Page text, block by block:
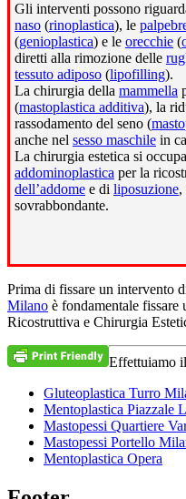
Gli interventi possono
naso (rinoplastica), le
(genioplastica) e le orecchie (
diretti alla rimozione delle
tessuto adiposo (lipofilling).
La chirurgia della mammella
(mastoplastica additiva), la
rassodamento del seno (
anche nel sesso maschile in
La chirurgia estetica si
addominoplastica per la
dell’addome e di liposuzione,
sovrabbondante.
Prima di fissare un intervento
Milano è fondamentale
Ricostruttiva e Chirurgia
Effettuiamo
Gluteoplastica Turro
Mentoplastica Piazzale
Mastopessi Quartiere
Mastopessi Portello
Mentoplastica Opera